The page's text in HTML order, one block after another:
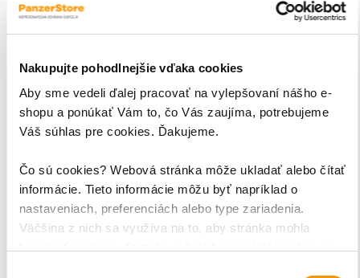
Nakupujte pohodlnejšie vďaka cookies
Aby sme vedeli ďalej pracovať na vylepšovaní nášho e-
shopu a ponúkať Vám to, čo Vás zaujíma, potrebujeme
Váš súhlas pre cookies. Ďakujeme.
Čo sú cookies? Webová stránka môže ukladať alebo čítať
informácie. Tieto informácie môžu byť napríklad o
nastaveniach, preferenciách alebo type zariadenia.
Väčšina z nich sa využíva na to, aby stránka mohla
rozhodnete kryt odstrániť, môžete ho ľahko
demontovať a následne opätovne namontovať
Kryt PanzerGlass™ Full Body je vyrobený na
desatinku milimetra presne, abydokonale sadol
na krivky Apple Watch Series 9
bokoch.
Ešte ekologickejšie balenia
Spoločnosť PanzerGlass™ prispieva k ochrane